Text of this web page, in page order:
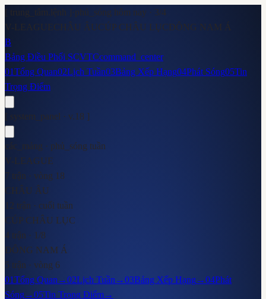
[ trung_tâm.lệnh ]·phủ_sóng hôm nay · 3/4
V-LEAGUECHÂU ÂUCÚP CHÂU LỤCĐÔNG NAM Á
B
Bảng Điều Phối SCVTCcommand_center
01Tổng Quan02Lịch Tuần03Bảng Xếp Hạng04Phát Sóng05Tin
Trọng Điểm
[ system_panel · v.18 ]
các_mảng · phủ_sóng tuần
V-LEAGUE
7 trận · vòng 18
CHÂU ÂU
12 trận · cuối tuần
CÚP CHÂU LỤC
4 trận · 1/8
ĐÔNG NAM Á
5 trận · vòng 6
01Tổng Quan →02Lịch Tuần →03Bảng Xếp Hạng →04Phát
Sóng →05Tin Trọng Điểm→